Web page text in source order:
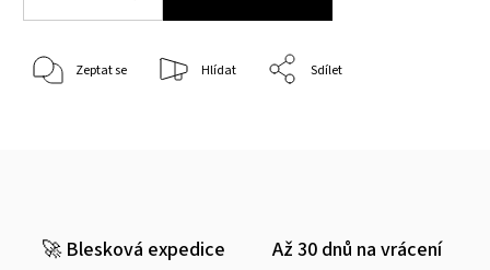
Zeptat se Hlídat Sdílet
🚀 Blesková expedice Až 30 dnů na vrácení